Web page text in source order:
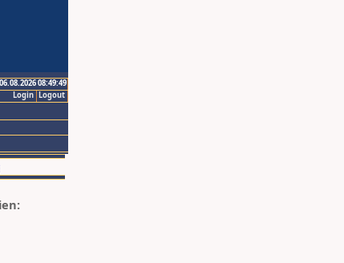
08:49:49
Logout
Login